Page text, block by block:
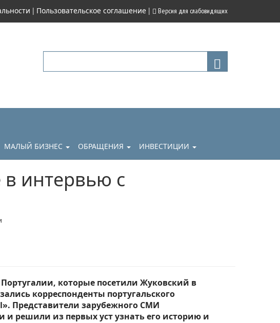
| Пользовательское соглашение | Версия для слабовидящих
МАЛЫЙ БИЗНЕС ОБРАЩЕНИЯ ИНВЕСТИЦИИ
в интервью с
которые посетили Жуковский в
корреспонденты португальского
Представители зарубежного СМИ
решили из первых уст узнать его историю и